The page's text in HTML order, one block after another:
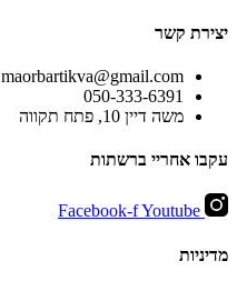
יצירת קשר
maorbartikva@gmail.com
משה דיין 10, פתח תקווה
עקבו אחריי ברשתות
Facebook-fYoutube
מדיניות